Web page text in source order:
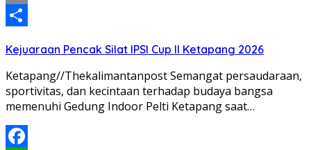
Email
Kejuaraan Pencak Silat IPSI Cup II Ketapang 2026
Ketapang//Thekalimantanpost Semangat persaudaraan,
sportivitas, dan kecintaan terhadap budaya bangsa
memenuhi Gedung Indoor Pelti Ketapang saat…